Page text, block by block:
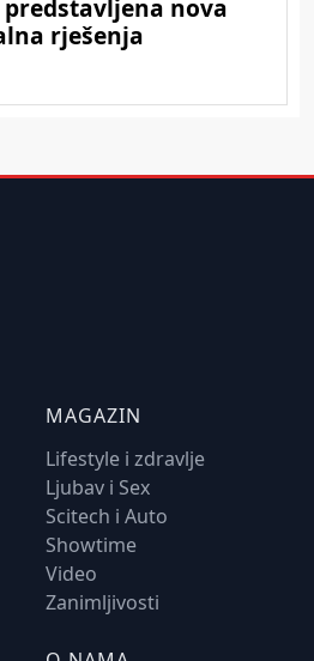
MAGAZIN
Lifestyle i zdravlje
Ljubav i Sex
Scitech i Auto
Showtime
Video
Zanimljivosti